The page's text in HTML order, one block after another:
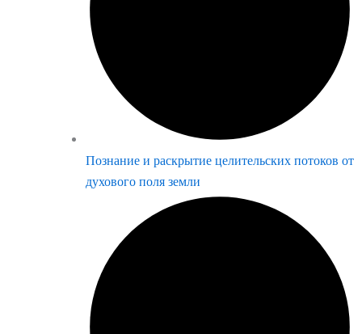
Познание и раскрытие целительских потоков от
духового поля земли